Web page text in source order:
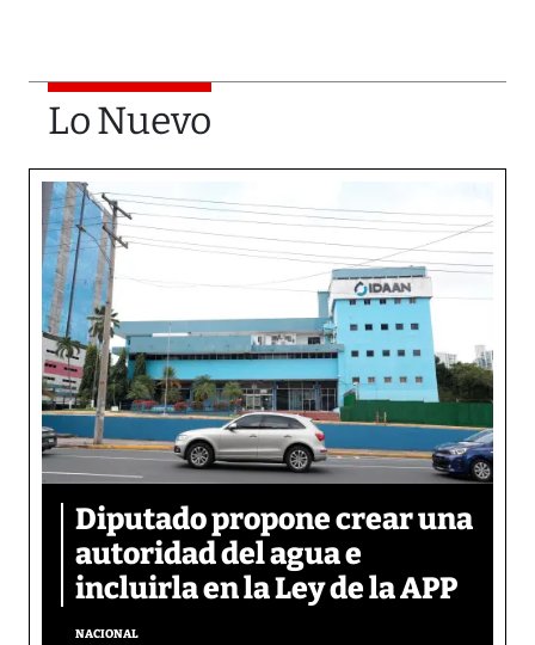
Lo Nuevo
Diputado propone crear una
autoridad del agua e
incluirla en la Ley de la APP
NACIONAL